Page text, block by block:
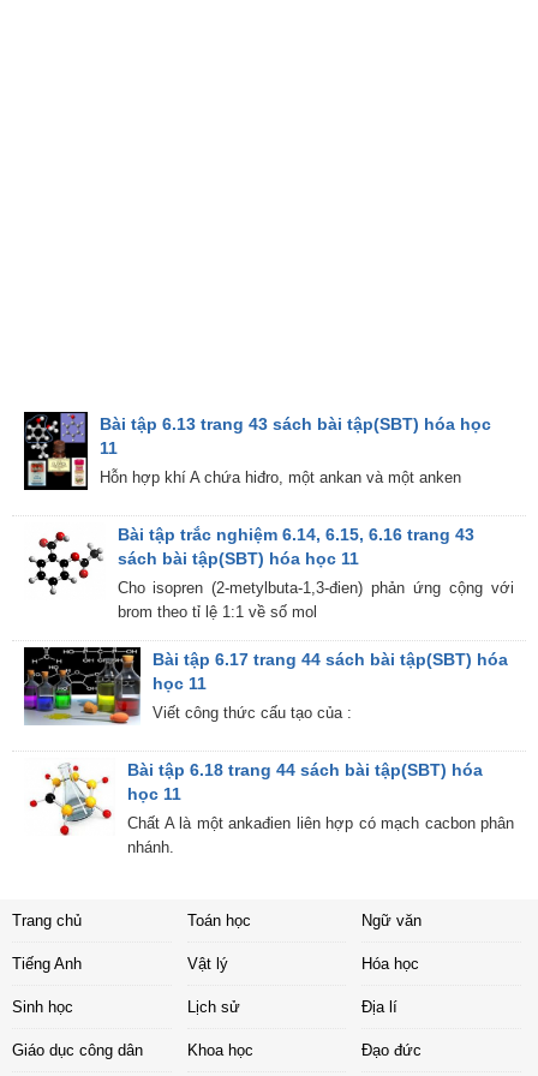
Bài tập 6.13 trang 43 sách bài tập(SBT) hóa học
11
Hỗn hợp khí A chứa hiđro, một ankan và một anken
Bài tập trắc nghiệm 6.14, 6.15, 6.16 trang 43
sách bài tập(SBT) hóa học 11
Cho isopren (2-metylbuta-1,3-đien) phản ứng cộng với
brom theo tỉ lệ 1:1 về số mol
Bài tập 6.17 trang 44 sách bài tập(SBT) hóa
học 11
Viết công thức cấu tạo của :
Bài tập 6.18 trang 44 sách bài tập(SBT) hóa
học 11
Chất A là một ankađien liên hợp có mạch cacbon phân
nhánh.
Trang chủ Toán học Ngữ văn
Tiếng Anh Vật lý Hóa học
Sinh học Lịch sử Địa lí
Giáo dục công dân Khoa học Đạo đức